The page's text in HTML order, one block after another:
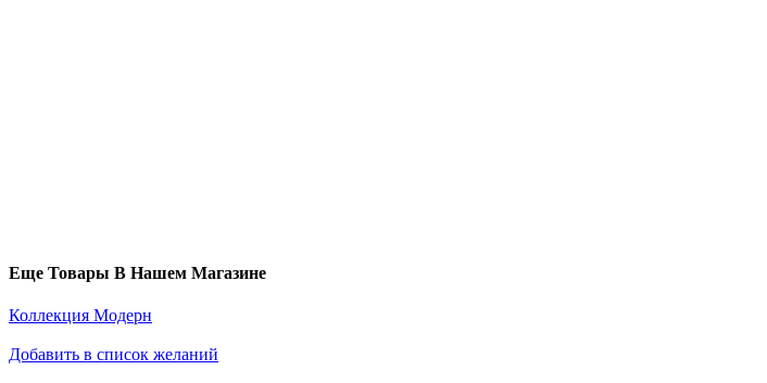
Еще Товары В Нашем Магазине
Коллекция Модерн
Добавить в список желаний